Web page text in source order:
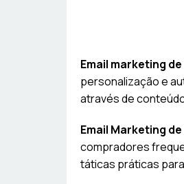
Email marketing
personalização e
através de
Email Marketing
compradores
táticas práticas